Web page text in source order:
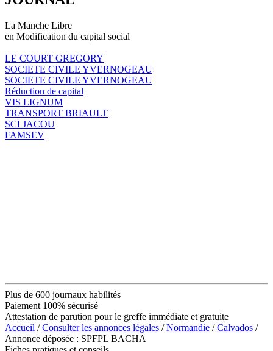
La Manche Libre
en Modification du capital social
LE COURT GREGORY
SOCIETE CIVILE YVERNOGEAU
SOCIETE CIVILE YVERNOGEAU
Réduction de capital
VIS LIGNUM
TRANSPORT BRIAULT
SCI JACOU
FAMSEV
Plus de 600 journaux habilités
Paiement 100% sécurisé
Attestation de parution pour le greffe immédiate et gratuite
Accueil /Consulter les annonces légales /Normandie /Calvados /
Annonce déposée : SPFPL BACHA